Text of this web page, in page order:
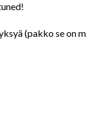
(pakko se on